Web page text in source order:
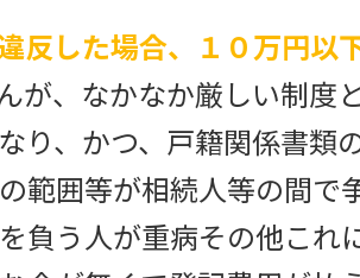
反した場合、１０万円以
が、なかなか厳しい制度
り、かつ、戸籍関係書類
範囲等が相続人等の間で
負う人が重病その他これ